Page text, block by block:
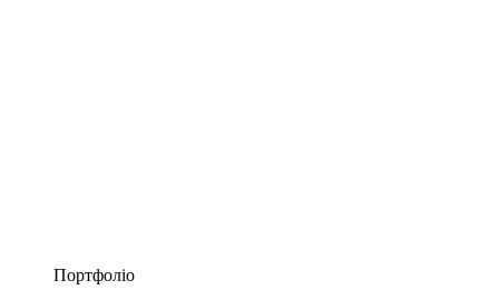
Портфоліо